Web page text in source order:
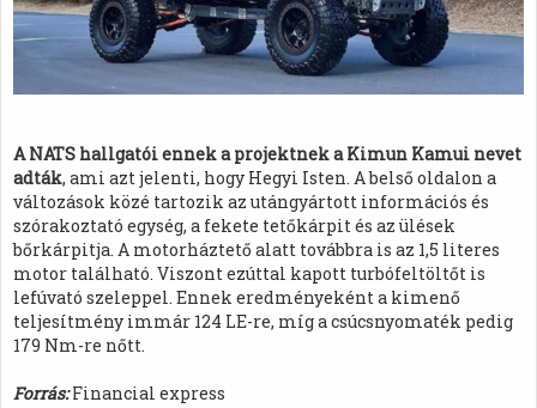
A NATS hallgatói ennek a projektnek a Kimun Kamui nevet
adták, ami azt jelenti, hogy Hegyi Isten. A belső oldalon a
változások közé tartozik az utángyártott információs és
szórakoztató egység, a fekete tetőkárpit és az ülések
bőrkárpitja. A motorháztető alatt továbbra is az 1,5 literes
motor található. Viszont ezúttal kapott turbófeltöltőt is
lefúvató szeleppel. Ennek eredményeként a kimenő
teljesítmény immár 124 LE-re, míg a csúcsnyomaték pedig
179 Nm-re nőtt.
Forrás:Financial express